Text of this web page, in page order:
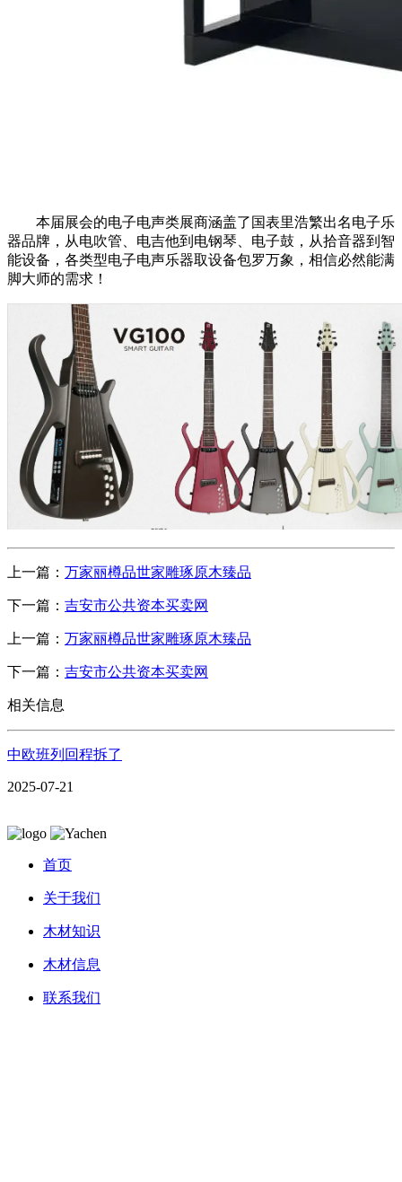
本届展会的电子电声类展商涵盖了国表里浩繁出名电子乐
器品牌，从电吹管、电吉他到电钢琴、电子鼓，从拾音器到智
能设备，各类型电子电声乐器取设备包罗万象，相信必然能满
脚大师的需求！
上一篇： 万家丽樽品世家雕琢原木臻品
下一篇： 吉安市公共资本买卖网
上一篇： 万家丽樽品世家雕琢原木臻品
下一篇： 吉安市公共资本买卖网
相关信息
中欧班列回程拆了
2025-07-21
首页
关于我们
木材知识
木材信息
联系我们